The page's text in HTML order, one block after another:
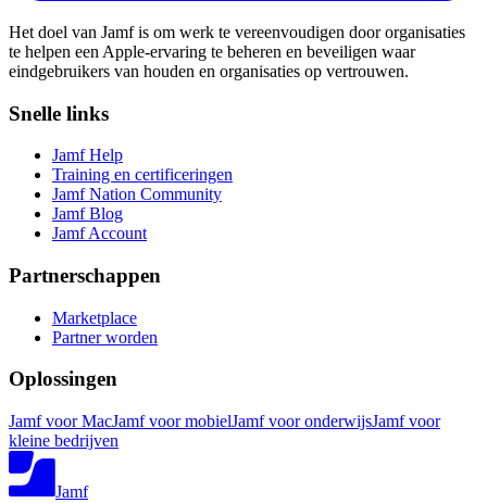
Het doel van Jamf is om werk te vereenvoudigen door organisaties
te helpen een Apple-ervaring te beheren en beveiligen waar
eindgebruikers van houden en organisaties op vertrouwen.
Snelle links
Jamf Help
Training en certificeringen
Jamf Nation Community
Jamf Blog
Jamf Account
Partnerschappen
Marketplace
Partner worden
Oplossingen
Jamf voor MacJamf voor mobielJamf voor onderwijsJamf voor
kleine bedrijven
Jamf